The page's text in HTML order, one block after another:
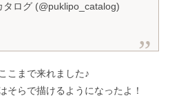
ログ (@puklipo_catalog)
こまで来れました♪
そらで描けるようになったよ！